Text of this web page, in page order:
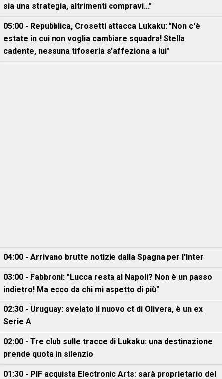
sia una strategia, altrimenti compravi..."
05:00 - Repubblica, Crosetti attacca Lukaku: "Non c'è
estate in cui non voglia cambiare squadra! Stella
cadente, nessuna tifoseria s'affeziona a lui"
04:00 - Arrivano brutte notizie dalla Spagna per l'Inter
03:00 - Fabbroni: "Lucca resta al Napoli? Non è un passo
indietro! Ma ecco da chi mi aspetto di più"
02:30 - Uruguay: svelato il nuovo ct di Olivera, è un ex
Serie A
02:00 - Tre club sulle tracce di Lukaku: una destinazione
prende quota in silenzio
01:30 - PIF acquista Electronic Arts: sarà proprietario del